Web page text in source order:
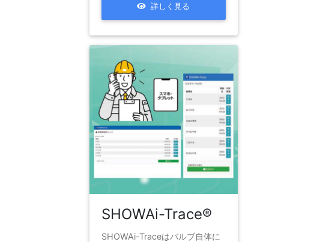
詳しく見る
SHOWAi-Trace®
SHOWAi-Traceはバルブ自体に